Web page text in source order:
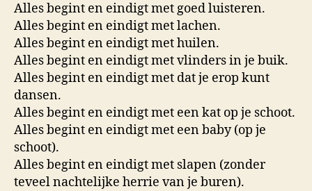
Alles begint en eindigt met goed luisteren.
Alles begint en eindigt met lachen.
Alles begint en eindigt met huilen.
Alles begint en eindigt met vlinders in je buik.
Alles begint en eindigt met dat je erop kunt
dansen.
Alles begint en eindigt met een kat op je schoot.
Alles begint en eindigt met een baby (op je
schoot).
Alles begint en eindigt met slapen (zonder
teveel nachtelijke herrie van je buren).